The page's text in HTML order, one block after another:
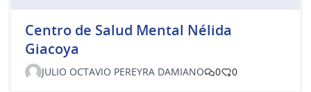
Centro de Salud Mental Nélida
Giacoya
JULIO OCTAVIO PEREYRA DAMIANO 0 0